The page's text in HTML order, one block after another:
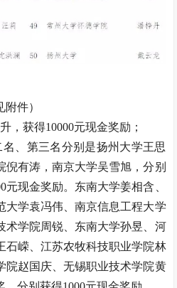
件）
，获得10000元现金奖励；
、第三名分别是扬州大学王思
倪有涛，南京大学吴雪旭，分别
元现金奖励。东南大学姜相含、
大学袁冯伟、南京信息工程大学
术学院周锐、东南大学孙昱、河
石嵘、江苏农牧科技职业学院林
院赵国庆、无锡职业技术学院黄